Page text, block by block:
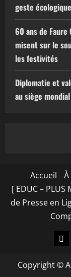
geste
60 ans de Faure
misent sur le
les festivités
Diplomatie et
au siège
Accueil
[ EDUC –
de Presse en
Copyright ©